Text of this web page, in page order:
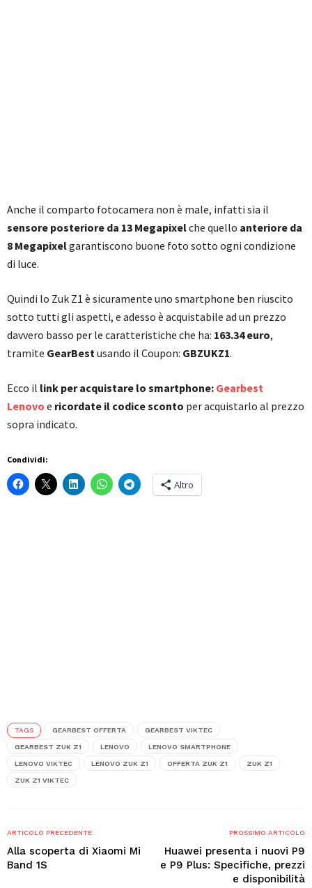
Anche il comparto fotocamera non è male, infatti sia il
sensore posteriore da 13 Megapixelche quello anteriore da
8 Megapixelgarantiscono buone foto sotto ogni condizione
di luce.
Quindi lo Zuk Z1 è sicuramente uno smartphone ben riuscito
sotto tutti gli aspetti, e adesso è acquistabile ad un prezzo
davvero basso per le caratteristiche che ha: 163.34 euro,
tramite GearBestusando il Coupon: GBZUKZ1.
Ecco il link per acquistare lo smartphone: Gearbest
Lenovo e ricordate il codice sconto per acquistarlo al prezzo
sopra indicato.
Condividi:
Altro
TAGS GEARBEST OFFERTA GEARBEST VIKTEC
GEARBEST ZUK Z1 LENOVO LENOVO SMARTPHONE
LENOVO VIKTEC LENOVO ZUK Z1 OFFERTA ZUK Z1 ZUK Z1
ZUK Z1 VIKTEC
ARTICOLO PRECEDENTE
Alla scoperta di Xiaomi Mi
Band 1S
PROSSIMO ARTICOLO
Huawei presenta i nuovi P9
e P9 Plus: Specifiche, prezzi
e disponibilità